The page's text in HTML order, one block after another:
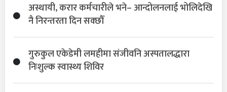
अस्थायी, करार कर्मचारीले भने– आन्दोलनलाई भोलिदेखि
नै निरन्तरता दिन सक्छौँ
गुरुकुल एकेडेमी लमहीमा संजीवनि अस्पतालद्धारा
निःशुल्क स्वास्थ्य शिविर